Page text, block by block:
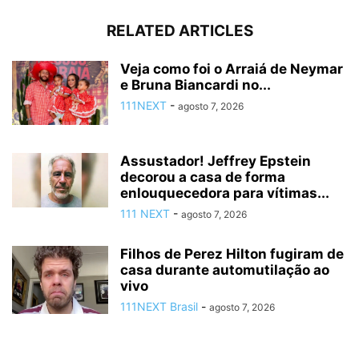
RELATED ARTICLES
Veja como foi o Arraiá de Neymar
e Bruna Biancardi no...
111NEXT - agosto 7, 2026
Assustador! Jeffrey Epstein
decorou a casa de forma
enlouquecedora para vítimas...
111 NEXT - agosto 7, 2026
Filhos de Perez Hilton fugiram de
casa durante automutilação ao
vivo
111NEXT Brasil - agosto 7, 2026